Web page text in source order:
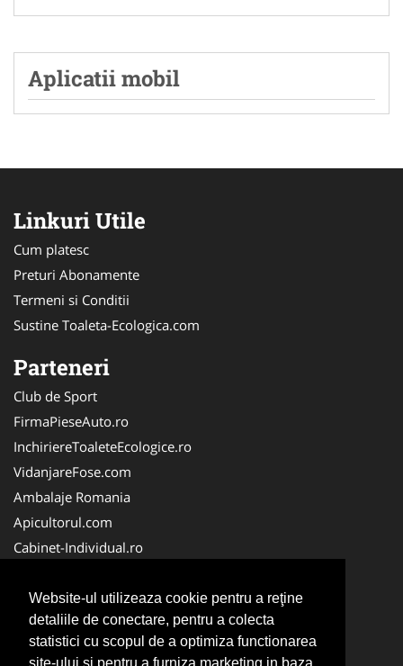
Website-ul utilizeaza cookie pentru a reţine
detaliile de conectare, pentru a colecta
statistici cu scopul de a optimiza functionarea
Aplicatii mobil
Linkuri Utile
Cum platesc
Preturi Abonamente
Termeni si Conditii
Sustine Toaleta-Ecologica.com
Parteneri
Club de Sport
FirmaPieseAuto.ro
InchiriereToaleteEcologice.ro
VidanjareFose.com
Ambalaje Romania
Apicultorul.com
Cabinet-Individual.ro
ConstructiiHaleMetalice.ro
FirmaDeratizare.ro
InstructorScoalaAuto.ro